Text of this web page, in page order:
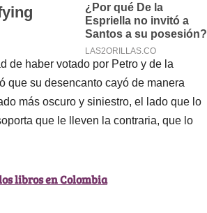
de haber votado por Petro y de la
que su desencanto cayó de manera
más oscuro y siniestro, el lado que lo
que le lleven la contraria, que lo
libros en Colombia